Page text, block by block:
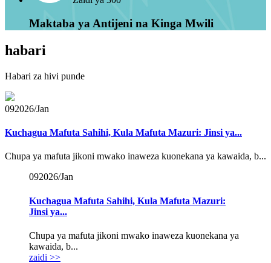
Maktaba ya Antijeni na Kinga Mwili
habari
Habari za hivi punde
092026/Jan
Kuchagua Mafuta Sahihi, Kula Mafuta Mazuri: Jinsi ya...
Chupa ya mafuta jikoni mwako inaweza kuonekana ya kawaida, b...
092026/Jan
Kuchagua Mafuta Sahihi, Kula Mafuta Mazuri:
Jinsi ya...
Chupa ya mafuta jikoni mwako inaweza kuonekana ya
kawaida, b...
zaidi >>